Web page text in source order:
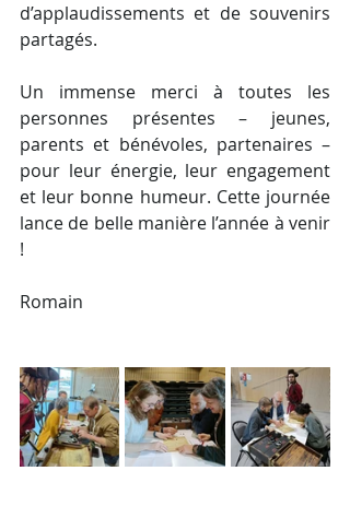
d’applaudissements et de souvenirs
partagés.
Un immense merci à toutes les
personnes présentes – jeunes,
parents et bénévoles, partenaires –
pour leur énergie, leur engagement
et leur bonne humeur. Cette journée
lance de belle manière l’année à venir
!
Romain